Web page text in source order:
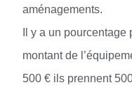
aménagements.
Il y a un
montant de
500 € ils prennent